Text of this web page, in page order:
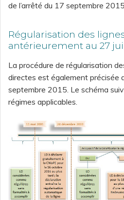
de l’arrêté du 17 septembre
Régularisation des
antérieurement au 27
La procédure de régularisation
directes est également précisée
septembre 2015. Le schéma
régimes applicables.